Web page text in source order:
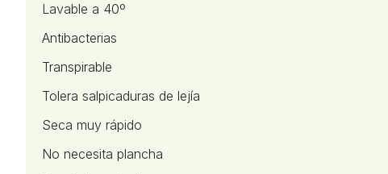
Lavable a 40º
Antibacterias
Transpirable
Tolera salpicaduras de lejía
Seca muy rápido
No necesita plancha